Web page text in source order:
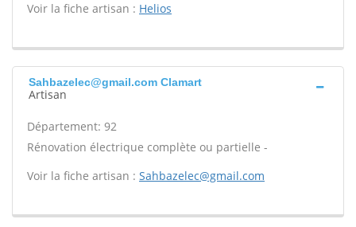
Voir la fiche artisan : Helios
Sahbazelec@gmail.com Clamart
Artisan
Département: 92
Rénovation électrique complète ou partielle -
Voir la fiche artisan : Sahbazelec@gmail.com